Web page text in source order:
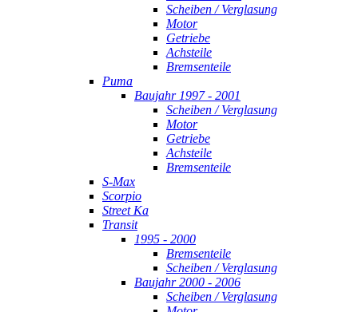
Scheiben / Verglasung
Motor
Getriebe
Achsteile
Bremsenteile
Puma
Baujahr 1997 - 2001
Scheiben / Verglasung
Motor
Getriebe
Achsteile
Bremsenteile
S-Max
Scorpio
Street Ka
Transit
1995 - 2000
Bremsenteile
Scheiben / Verglasung
Baujahr 2000 - 2006
Scheiben / Verglasung